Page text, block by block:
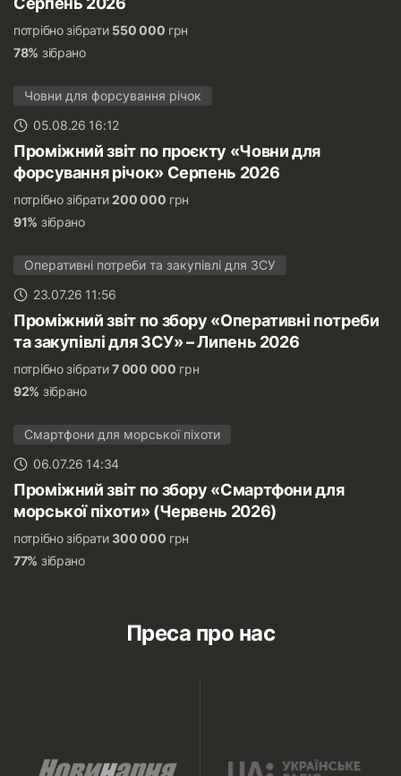
потрібно зібрати 550 000 грн
78% зібрано
Човни для форсування річок
05.08.26 16:12
Проміжний звіт по проєкту «Човни для
форсування річок» Серпень 2026
потрібно зібрати200 000 грн
91% зібрано
Оперативні потреби та закупівлі для ЗСУ
23.07.26 11:56
Проміжний звіт по збору «Оперативні потреби
та закупівлі для ЗСУ» – Липень 2026
потрібно зібрати7 000 000 грн
92% зібрано
Смартфони для морської піхоти
06.07.26 14:34
Проміжний звіт по збору «Смартфони для
морської піхоти» (Червень 2026)
потрібно зібрати300 000 грн
77% зібрано
Преса про нас